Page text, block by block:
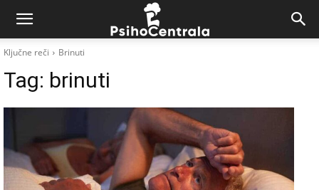
Ključne reči Brinuti
Tag: brinuti